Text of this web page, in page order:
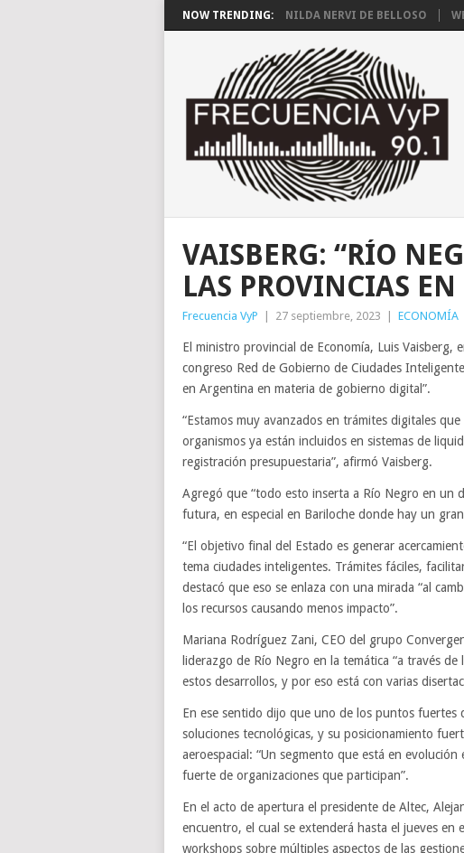
NOW TRENDING: NILDA NERVI DE BELLOSO
VAISBERG: “RÍO
LAS PROVINCIAS
Frecuencia VyP 27 septiembre, 2023 ECONOMÍA
El ministro provincial de Economía, Luis Vaisberg,
congreso Red de Gobierno de Ciudades
en Argentina en materia de gobierno digital”.
“Estamos muy avanzados en trámites digitales
organismos ya están incluidos en sistemas de
registración presupuestaria”, afirmó Vaisberg.
Agregó que “todo esto inserta a Río Negro en un
futura, en especial en Bariloche donde hay un
“El objetivo final del Estado es generar
tema ciudades inteligentes. Trámites fáciles,
destacó que eso se enlaza con una mirada “al
los recursos causando menos impacto”.
Mariana Rodríguez Zani, CEO del grupo
liderazgo de Río Negro en la temática “a través
estos desarrollos, y por eso está con varias
En ese sentido dijo que uno de los puntos fuertes
soluciones tecnológicas, y su posicionamiento
aeroespacial: “Un segmento que está en
fuerte de organizaciones que participan”.
En el acto de apertura el presidente de Altec,
encuentro, el cual se extenderá hasta el jueves en
workshops sobre múltiples aspectos de las